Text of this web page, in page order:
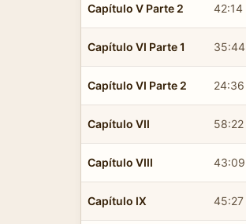
Capítulo V Parte 2 42:14
Capítulo VI Parte 1 35:44
Capítulo VI Parte 2 24:36
Capítulo VII 58:22
Capítulo VIII 43:09
Capítulo IX 45:27